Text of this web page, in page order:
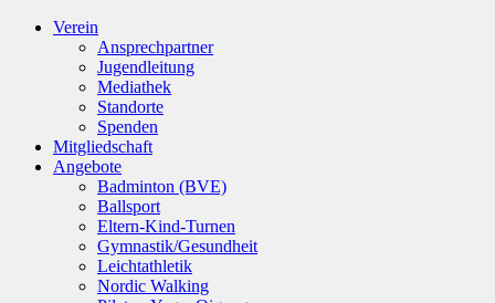
Verein
Ansprechpartner
Jugendleitung
Mediathek
Standorte
Spenden
Mitgliedschaft
Angebote
Badminton (BVE)
Ballsport
Eltern-Kind-Turnen
Gymnastik/Gesundheit
Leichtathletik
Nordic Walking